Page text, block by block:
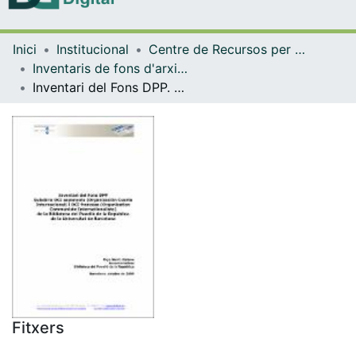
Navega per tot el DD
Inici Institucional
Centre de Recursos per a l'Aprenentatge i la Investigació (CRAI-UB) - Institucional
Inventaris de fons d'arxiu i de col·leccions especials (CRAI-UB)
Inventari del Fons DPP. Subsèrie OCI espanyola, Organización Cuarta Internacional i OCI francesa, Organisation Communiste Internationaliste, del CRAI Biblioteca del Pavelló de la República de la Universitat de Barcelona
Fitxers